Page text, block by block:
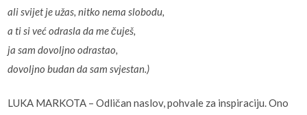
ali svijet je užas, nitko nema slobodu,
a ti si već odrasla da me čuješ,
ja sam dovoljno odrastao,
dovoljno budan da sam svjestan.)
LUKA MARKOTA – Odličan naslov, pohvale za inspiraciju. Ono